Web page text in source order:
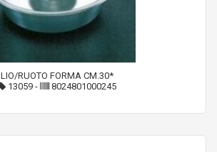
LIO/RUOTO FORMA CM.30*
13059 - 8024801000245